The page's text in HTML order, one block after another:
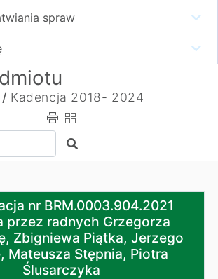
spraw
Kadencja 2018- 2024
Szukaj
złożona przez
nr BRM.0003.904.2021
przez radnych Grzegorza
Zbigniewa Piątka, Jerzego
Mateusza Stępnia, Piotra
Ślusarczyka